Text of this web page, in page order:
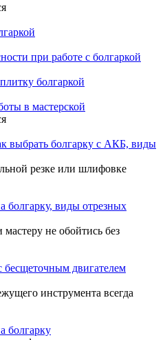
при работе с болгаркой
болгаркой
в мастерской
выбрать болгарку с АКБ, виды
резке или шлифовке
болгарку, виды отрезных
не обойтись без
бесщеточным двигателем
инструмента всегда
болгарку